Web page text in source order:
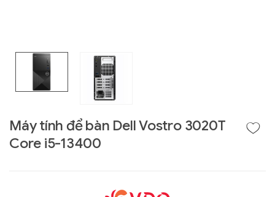
Máy tính để bàn Dell Vostro 3020T
Core i5-13400
AAP1)